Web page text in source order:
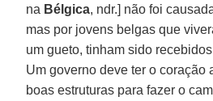
na Bélgica, ndr.] não foi
mas por jovens belgas que
um gueto, tinham sido
Um governo deve ter o coração
boas estruturas para fazer o